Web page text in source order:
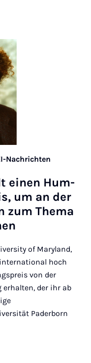
Nachrichten
einen Hum­
um an der
zum The­ma
of Maryland,
hoch
von der
der ihr ab
Paderborn